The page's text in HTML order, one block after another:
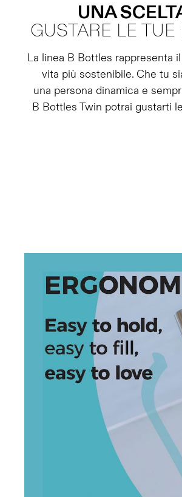
UNA
GUSTARE LE
La linea B Bottles rappresenta
vita più sostenibile. Che tu
una persona dinamica e
B Bottles Twin potrai gustarti